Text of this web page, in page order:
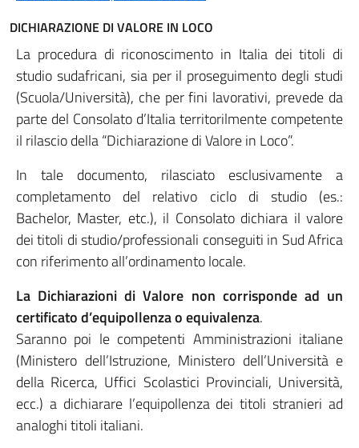
DICHIARAZIONE DI VALORE IN LOCO
La procedura di riconoscimento in Italia dei titoli di
studio sudafricani, sia per il proseguimento degli studi
(Scuola/Università), che per fini lavorativi, prevede da
parte del Consolato d’Italia territorilmente competente
il rilascio della “Dichiarazione di Valore in Loco”.
In tale documento, rilasciato esclusivamente a
completamento del relativo ciclo di studio (es.:
Bachelor, Master, etc.), il Consolato dichiara il valore
dei titoli di studio/professionali conseguiti in Sud Africa
con riferimento all’ordinamento locale.
La Dichiarazioni di Valore non corrisponde ad un
certificato d’equipollenza o equivalenza.
Saranno poi le competenti Amministrazioni italiane
(Ministero dell’Istruzione, Ministero dell’Università e
della Ricerca, Uffici Scolastici Provinciali, Università,
ecc.) a dichiarare l’equipollenza dei titoli stranieri ad
analoghi titoli italiani.